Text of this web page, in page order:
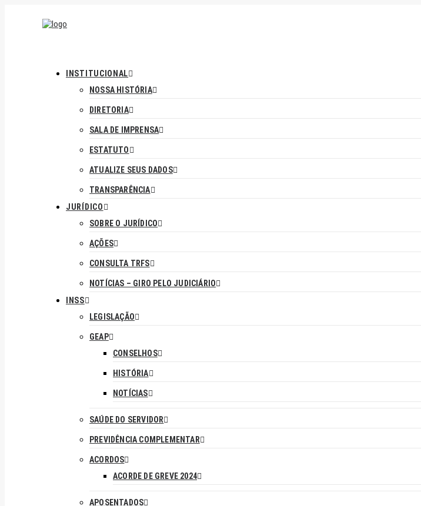
INSTITUCIONAL
NOSSA HISTÓRIA
DIRETORIA
SALA DE IMPRENSA
ESTATUTO
ATUALIZE SEUS DADOS
TRANSPARÊNCIA
JURÍDICO
SOBRE O JURÍDICO
AÇÕES
CONSULTA TRFS
NOTÍCIAS – GIRO PELO JUDICIÁRIO
INSS
LEGISLAÇÃO
GEAP
CONSELHOS
HISTÓRIA
NOTÍCIAS
SAÚDE DO SERVIDOR
PREVIDÊNCIA COMPLEMENTAR
ACORDOS
ACORDE DE GREVE 2024
APOSENTADOS